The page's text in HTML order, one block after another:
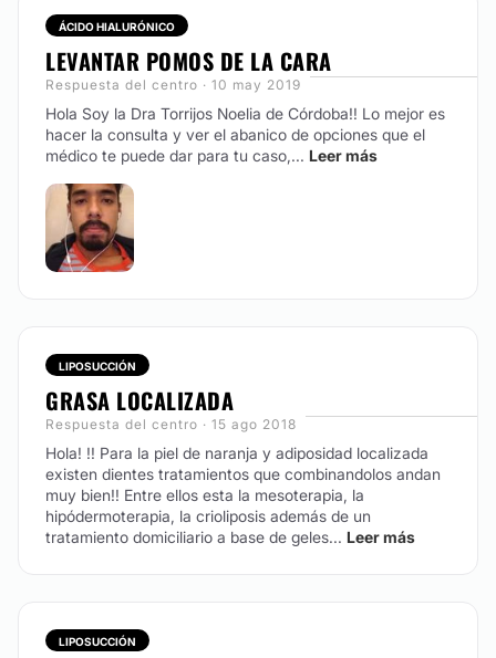
CONTACTAR
PEELING
Peeling Es un método que se realiza para exfoliar,pulir
o pelar la piel mediante un método mecánico con
microdermoabracion con puntas de diamantes o un
método químico con ácidos!!! Ventajas que
proporciona el peeling *Rejuvenecimiento
*Aclaración de la piel. *Cierre de poros.
manchas. *Reactivación del ciclo de recambio celular
dérmico y epidérmico.
CONTACTAR
ÁCIDO HIALURÓNICO
LEVANTAR POMOS DE LA CARA
Respuesta del centro · 10 may 2019
Hola Soy la Dra Torrijos Noelia de Córdoba!! Lo mejor es
hacer la consulta y ver el abanico de opciones que el
médico te puede dar para tu caso,... Leer más
LIPOSUCCIÓN
GRASA LOCALIZADA
Respuesta del centro · 15 ago 2018
Hola! !! Para la piel de naranja y adiposidad localizada
existen dientes tratamientos que combinandolos andan
muy bien!! Entre ellos esta la mesoterapia, la
hipódermoterapia, la crioliposis además de un
tratamiento domiciliario a base de geles... Leer más
LIPOSUCCIÓN